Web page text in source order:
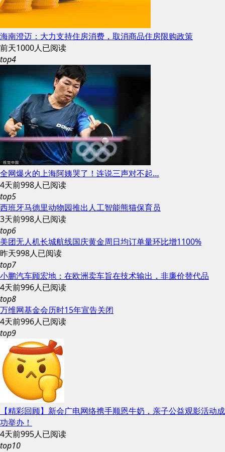
海南澄迈：大力支持住房消费，取消商品住房限购政策
前天1000人已阅读
top4
全网爆火的上海阿姨哭了！连说三声对不起…
4天前998人已阅读
top5
西班牙马德里动物园推出人工智能熊猫保育员
3天前998人已阅读
top6
美团无人机长城航线国庆黄金周日均订单量环比增1100%
昨天998人已阅读
top7
小鹏汽车顾宏地：在欧洲卖车旨在技术输出，非廉价替代品
4天前996人已阅读
top8
万维网基金会历时15年宣告关闭
4天前996人已阅读
top9
【精彩回顾】新会广电网络携手顺恩牛奶，亲子公益观影活动成
功举办！
4天前995人已阅读
top10